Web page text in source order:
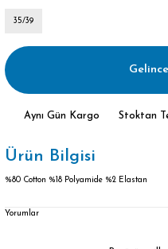
35/39
Aynı Gün Kargo Stoktan
Ürün Bilgisi
%80 Cotton %18 Polyamide %2 Elastan
Yorumlar